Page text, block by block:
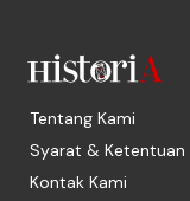
Tentang Kami
Syarat & Ketentuan
Kontak Kami